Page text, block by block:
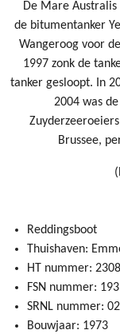
De Mare
de bitumentanker
Wangeroog voor
1997 zonk de
tanker gesloopt. In
2004 was
Brussee,
Reddingsboot
Thuishaven:
HT nummer:
FSN nummer: 193
SRNL nummer:
Bouwjaar: 1973